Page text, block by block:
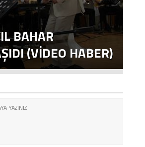
BAHAR
(VİDEO HABER)